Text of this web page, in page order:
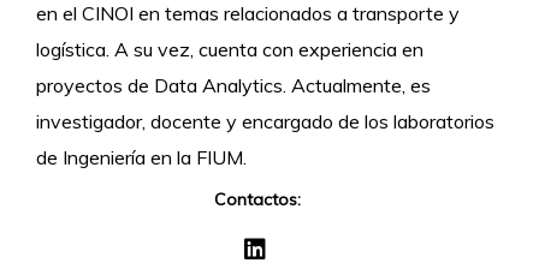
en el CINOI en temas relacionados a transporte y
logística. A su vez, cuenta con experiencia en
proyectos de Data Analytics. Actualmente, es
investigador, docente y encargado de los laboratorios
de Ingeniería en la FIUM.
Contactos: